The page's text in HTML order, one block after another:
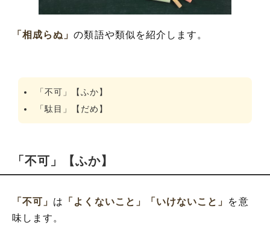
「相成らぬ」の類語や類似を紹介します。
「不可」【ふか】
「駄目」【だめ】
「不可」【ふか】
「不可」 は 「よくないこと」 「いけないこと」 を意
味します。